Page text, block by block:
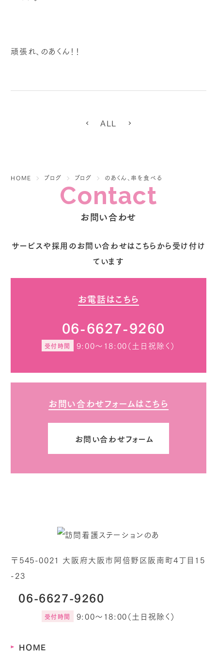
頑張れ、のあくん！！
ALL
HOME ブログ ブログ のあくん、串を食べる
Contact
お問い合わせ
サービスや採用のお問い合わせはこちらから受け付け
ています
お電話はこちら
06-6627-9260
受付時間 9:00～18:00（土日祝除く）
お問い合わせフォームはこちら
お問い合わせフォーム
〒545-0021 大阪府大阪市阿倍野区阪南町4丁目15
-23
06-6627-9260
受付時間 9:00～18:00（土日祝除く）
HOME